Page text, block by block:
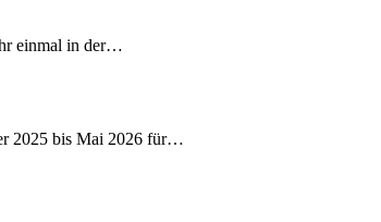
einmal in der…
2025 bis Mai 2026 für…